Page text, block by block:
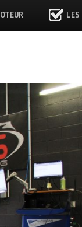
LES